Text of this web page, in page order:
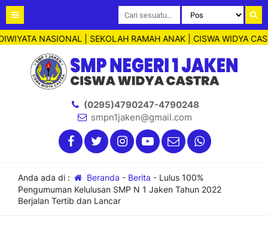
NASIONAL | SEKOLAH RAMAH ANAK | CISWA WIDYA CASTRA
(0295)4790247-4790248
smpn1jaken@gmail.com
Anda ada di : Beranda - Berita - Lulus 100%
Pengumuman Kelulusan SMP N 1 Jaken Tahun 2022
Berjalan Tertib dan Lancar